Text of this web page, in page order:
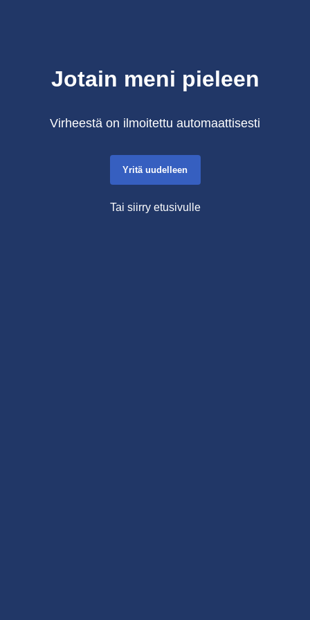
Jotain meni pieleen
Virheestä on ilmoitettu automaattisesti
Yritä uudelleen
Tai siirry etusivulle